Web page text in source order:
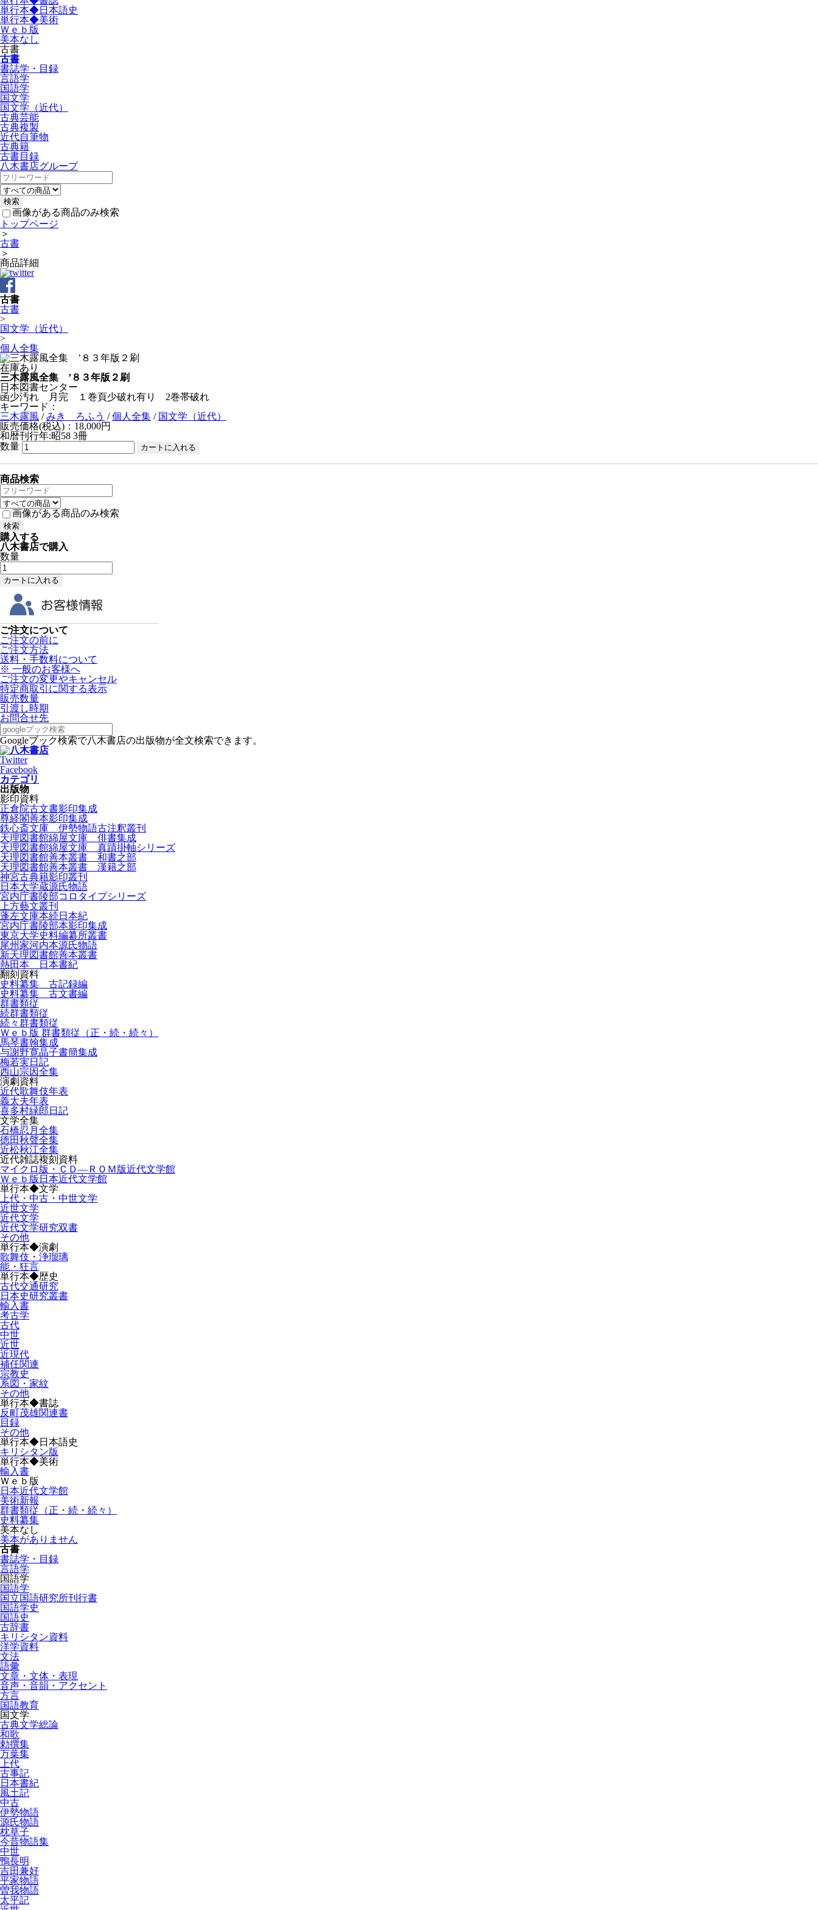
単行本◆日本語史
単行本◆美術
Ｗｅｂ版
美本なし
古書
古書
書誌学・目録
言語学
国語学
国文学
国文学（近代）
古典芸能
古典複製
近代自筆物
古典籍
古書目録
八木書店グループ
画像がある商品のみ検索
トップページ
＞
古書
＞
商品詳細
古書
古書
>
国文学（近代）
>
個人全集
在庫あり
三木露風全集 ’８３年版２刷
日本図書センター
函少汚れ 月完 １巻頁少破れ有り 2巻帯破れ
キーワード：
三木露風 /みき ろふう /個人全集 / 国文学（近代）
販売価格(税込)：18,000円
和暦刊行年:昭58 3冊
数量
商品検索
画像がある商品のみ検索
購入する
八木書店で購入
数量
ご注文について
ご注文の前に
ご注文方法
送料・手数料について
※ 一般のお客様へ
ご注文の変更やキャンセル
特定商取引に関する表示
販売数量
引渡し時期
お問合せ先
Googleブック検索で八木書店の出版物が全文検索できます。
Twitter
Facebook
カテゴリ
出版物
影印資料
正倉院古文書影印集成
尊経閣善本影印集成
鉄心斎文庫 伊勢物語古注釈叢刊
天理図書館綿屋文庫 俳書集成
天理図書館綿屋文庫 真蹟掛軸シリーズ
天理図書館善本叢書 和書之部
天理図書館善本叢書 漢籍之部
神宮古典籍影印叢刊
日本大学蔵源氏物語
宮内庁書陵部コロタイプシリーズ
上方藝文叢刊
蓬左文庫本続日本紀
宮内庁書陵部本影印集成
東京大学史料編纂所叢書
尾州家河内本源氏物語
新天理図書館善本叢書
熱田本 日本書紀
翻刻資料
史料纂集 古記録編
史料纂集 古文書編
群書類従
続群書類従
続々群書類従
Ｗｅｂ版 群書類従（正・続・続々）
馬琴書翰集成
与謝野寛晶子書簡集成
梅若実日記
西山宗因全集
演劇資料
近代歌舞伎年表
義太夫年表
喜多村緑郎日記
文学全集
石橋忍月全集
徳田秋聲全集
近松秋江全集
近代雑誌複刻資料
マイクロ版・ＣＤ―ＲＯＭ版近代文学館
Ｗｅｂ版日本近代文学館
単行本◆文学
上代・中古・中世文学
近世文学
近代文学
近代文学研究双書
その他
単行本◆演劇
歌舞伎・浄瑠璃
能・狂言
単行本◆歴史
古代交通研究
日本史研究叢書
輸入書
考古学
古代
中世
近世
近現代
補任関連
宗教史
系図・家紋
その他
単行本◆書誌
反町茂雄関連書
目録
その他
単行本◆日本語史
キリシタン版
単行本◆美術
輸入書
Ｗｅｂ版
日本近代文学館
美術新報
群書類従（正・続・続々）
史料纂集
美本なし
美本がありません
古書
書誌学・目録
言語学
国語学
国語学
国立国語研究所刊行書
国語学史
国語史
古辞書
キリシタン資料
洋学資料
文法
語彙
文章・文体・表現
音声・音韻・アクセント
方言
国語教育
国文学
古典文学総論
和歌
勅撰集
万葉集
上代
古事記
日本書紀
風土記
中古
伊勢物語
源氏物語
枕草子
今昔物語集
中世
鴨長明
吉田兼好
平家物語
曽我物語
太平記